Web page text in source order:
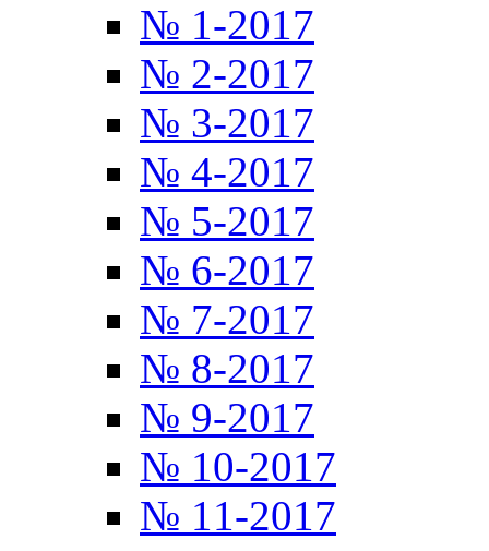
№ 1-2017
№ 2-2017
№ 3-2017
№ 4-2017
№ 5-2017
№ 6-2017
№ 7-2017
№ 8-2017
№ 9-2017
№ 10-2017
№ 11-2017